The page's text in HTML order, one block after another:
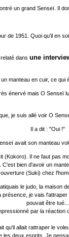
un grand Senseï. Il
1951. Quoi qu'il en
dans une
manteau en cuir, ce qui
énervé mais O Senseï
je suis allé voir O
Il a dit : "Oui !"
avait son manteau
Il ne faut
bien d'avoir un
(Suki) chez
le judo, la
je vais
pouvait être tué...
par la réaction
allait rattraper le
deux esprits. Je